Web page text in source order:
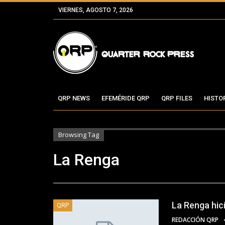
VIERNES, AGOSTO 7, 2026
QRP NEWS EFEMÉRIDE QRP QRP FILES
Browsing Tag
La Renga
QRP La Renga
REDACCIÓN QRP